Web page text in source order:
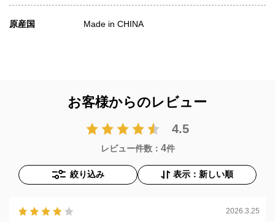
原産国 Made in CHINA
お客様からのレビュー
4.5
レビュー件数： 4件
絞り込み 表示：新しい順
2026.3.25